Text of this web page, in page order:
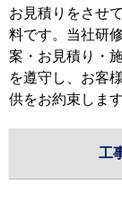
お見積りをさせ
料です。当社研
案・お見積り・
を遵守し、お客
供をお約束しま
工